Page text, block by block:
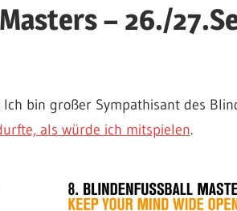
– 26./
bin großer Sympathisant des
als würde ich mitspielen.